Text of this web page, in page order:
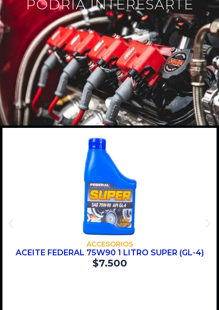
PODRÍA INTERESARTE
COMPRAR
ACCESORIOS
ACEITE FEDERAL 75W90 1 LITRO SUPER (GL-4)
$7.500